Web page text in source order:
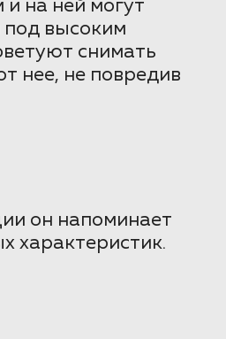
на ней могут
под высоким
снимать
нее, не повредив
он напоминает
характеристик.